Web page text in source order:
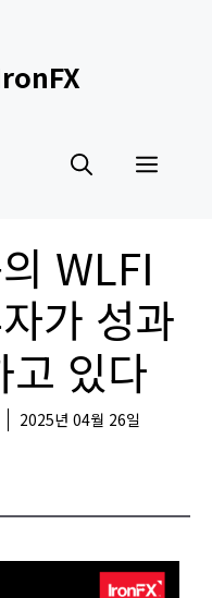
WLFI
가 성과
고 있다
2025년 04월 26일